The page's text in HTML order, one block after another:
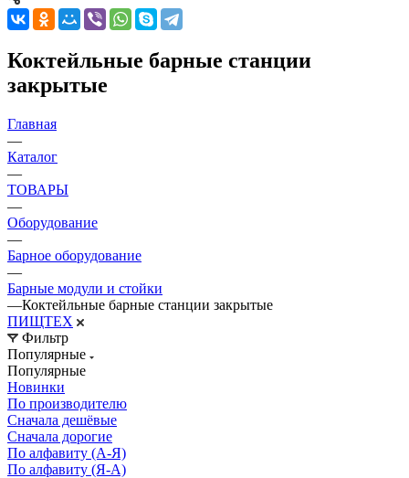
Коктейльные барные станции
закрытые
Главная
—
Каталог
—
ТОВАРЫ
—
Оборудование
—
Барное оборудование
—
Барные модули и стойки
—Коктейльные барные станции закрытые
ПИЩТЕХ
Фильтр
Популярные
Популярные
Новинки
По производителю
Сначала дешёвые
Сначала дорогие
По алфавиту (А-Я)
По алфавиту (Я-А)